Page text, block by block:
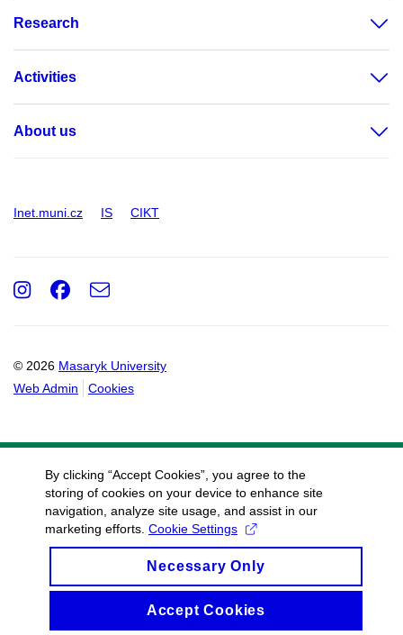
Research
Activities
About us
Inet.muni.cz IS CIKT
© 2026 Masaryk University
Web Admin
Cookies
Instagram
Facebook
e-
By clicking “Accept Cookies”, you agree to the
storing of cookies on your device to enhance site
navigation, analyze site usage, and assist in our
marketing efforts. Cookie Settings
Necessary Only
Accept Cookies